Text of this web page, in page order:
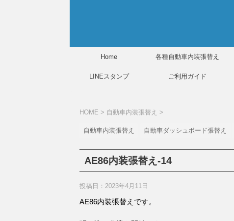
Home 各種自動車内装張替え
LINEスタンプ ご利用ガイド
HOME > 自動車内装張替え >
自動車内装張替え 自動車ダッシュボード張替え
AE86内装張替え-14
投稿日： 2023年4月11日
AE86内装張替えです。